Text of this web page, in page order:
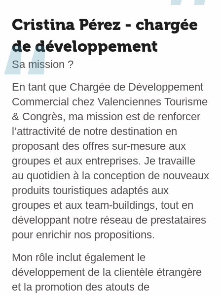
Cristina Pérez - chargée
de développement
Sa mission ?
En tant que Chargée de Développement
Commercial chez Valenciennes Tourisme
& Congrès, ma mission est de renforcer
l’attractivité de notre destination en
proposant des offres sur-mesure aux
groupes et aux entreprises. Je travaille
au quotidien à la conception de nouveaux
produits touristiques adaptés aux
groupes et aux team-buildings, tout en
développant notre réseau de prestataires
pour enrichir nos propositions.
Mon rôle inclut également le
développement de la clientèle étrangère
et la promotion des atouts de